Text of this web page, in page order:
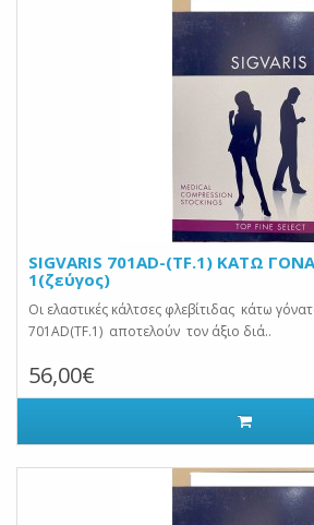
SIGVARIS 701AD-(TF.1) ΚΑΤΩ
1(ζεύγος)
Οι ελαστικές κάλτσες φλεβίτιδας κάτω
701AD(TF.1) αποτελούν τον άξιο διά..
56,00€